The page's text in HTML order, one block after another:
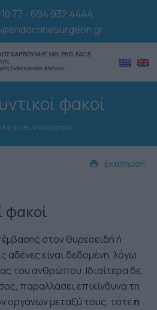
77 - 694 932 4444
φακοί
Μεγενθυντικοί φακοί
Εκτύπωση
φακοί
στον θυρεοειδή ή
αδένες είναι δεδομένη, λόγω
του ανθρώπου. Ιδιαίτερα δε,
παραλλάσει επικίνδυνα τη
οργάνων μεταξύ τους, τότεη